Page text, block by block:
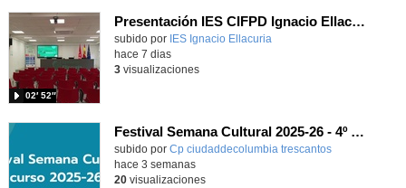
Presentación IES CIFPD Ignacio Ellacuría
Contenido educativo.
subido por IES Ignacio Ellacuria
02′ 52″
hace 7 dias
3visualizaciones
Festival Semana Cultural 2025-26 - 4º de Primaria
subido por Cp ciudaddecolumbia trescantos-
hace 3 semanas
20visualizaciones